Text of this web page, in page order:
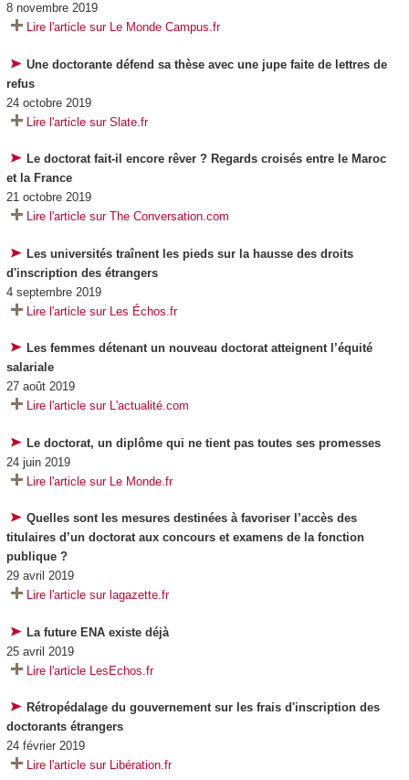
8 novembre 2019
Lire l'article sur Le Monde Campus.fr
Une doctorante défend sa thèse avec une jupe faite de lettres de
refus
24 octobre 2019
Lire l'article sur Slate.fr
Le doctorat fait-il encore rêver ? Regards croisés entre le Maroc
et la France
21 octobre 2019
Lire l'article sur The Conversation.com
Les universités traînent les pieds sur la hausse des droits
d'inscription des étrangers
4 septembre 2019
Lire l'article sur Les Échos.fr
Les femmes détenant un nouveau doctorat atteignent l’équité
salariale
27 août 2019
Lire l'article sur L'actualité.com
Le doctorat, un diplôme qui ne tient pas toutes ses promesses
24 juin 2019
Lire l'article sur Le Monde.fr
Quelles sont les mesures destinées à favoriser l’accès des
titulaires d’un doctorat aux concours et examens de la fonction
publique ?
29 avril 2019
Lire l'article sur lagazette.fr
La future ENA existe déjà
25 avril 2019
Lire l'article LesEchos.fr
Rétropédalage du gouvernement sur les frais d'inscription des
doctorants étrangers
24 février 2019
Lire l'article sur Libération.fr